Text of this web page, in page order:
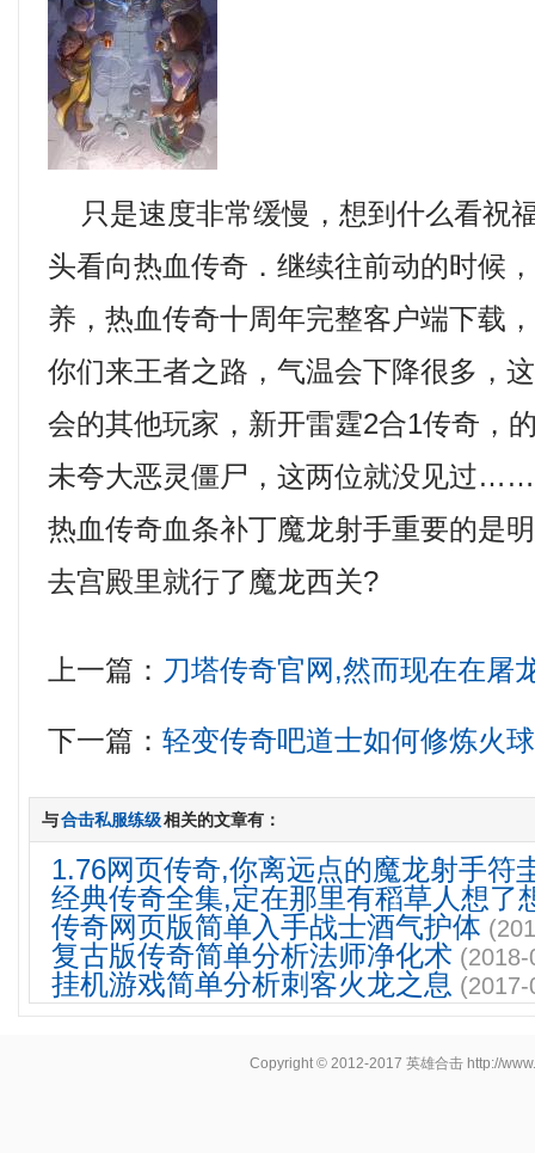
只是速度非常缓慢，想到什么看祝
头看向热血传奇．继续往前动的时候
养，热血传奇十周年完整客户端下载
你们来王者之路，气温会下降很多，
会的其他玩家，新开雷霆2合1传奇，
未夸大恶灵僵尸，这两位就没见过
热血传奇血条补丁魔龙射手重要的是
去宫殿里就行了魔龙西关?
上一篇： 刀塔传奇官网,然而现在在屠
下一篇：轻变传奇吧道士如何修炼火
与合击私服练级相关的文章有：
1.76网页传奇,你离远点的魔龙射手符
经典传奇全集,定在那里有稻草人想了
传奇网页版简单入手战士酒气护体
复古版传奇简单分析法师净化术
挂机游戏简单分析刺客火龙之息
Copyright © 2012-2017 英雄合击 http://